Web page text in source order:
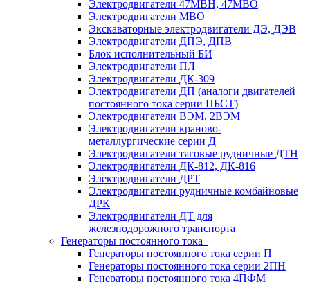
Электродвигатели 47MBH, 47МВО
Электродвигатели MBO
Экскаваторные электродвигатели ДЭ, ДЭВ
Электродвигатели ДПЭ, ДПВ
Блок исполнительный БИ
Электродвигатели ПЛ
Электродвигатели ДК-309
Электродвигатели ДП (аналоги двигателей
постоянного тока серии ПБСТ)
Электродвигатели ВЭМ, 2ВЭМ
Электродвигатели краново-
металлургические серии Д
Электродвигатели тяговые рудничные ДТН
Электродвигатели ДК-812, ДК-816
Электродвигатели ДРТ
Электродвигатели рудничные комбайновые
ДРК
Электродвигатели ДТ для
железнодорожного транспорта
Генераторы постоянного тока
Генераторы постоянного тока серии П
Генераторы постоянного тока серии 2ПН
Генераторы постоянного тока 4ПФМ